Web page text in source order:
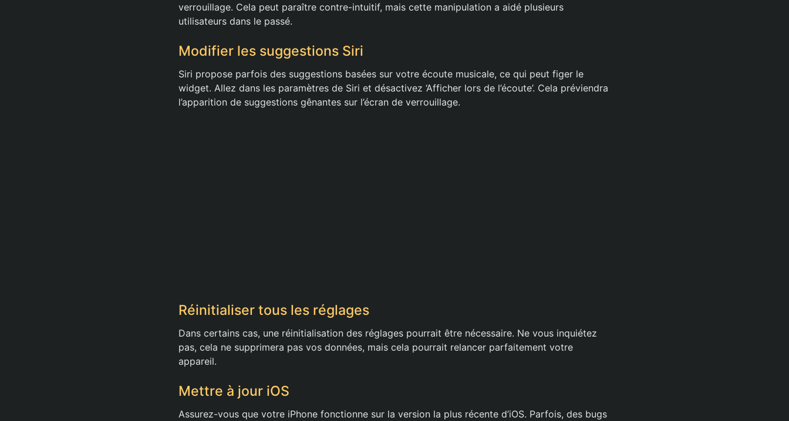
verrouillage. Cela peut paraître contre-intuitif, mais cette manipulation a aidé plusieurs
utilisateurs dans le passé.
Modifier les suggestions Siri
Siri propose parfois des suggestions basées sur votre écoute musicale, ce qui peut figer le
widget. Allez dans les paramètres de Siri et désactivez ‘Afficher lors de l’écoute’. Cela préviendra
l’apparition de suggestions gênantes sur l’écran de verrouillage.
Réinitialiser tous les réglages
Dans certains cas, une réinitialisation des réglages pourrait être nécessaire. Ne vous inquiétez
pas, cela ne supprimera pas vos données, mais cela pourrait relancer parfaitement votre
appareil.
Mettre à jour iOS
Assurez-vous que votre iPhone fonctionne sur la version la plus récente d’iOS. Parfois, des bugs